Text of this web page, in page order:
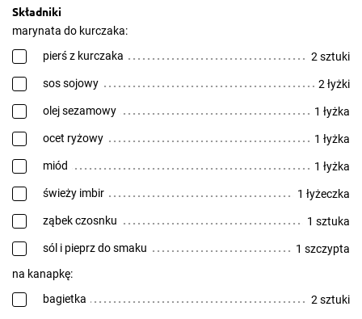
Składniki
marynata do kurczaka:
pierś z kurczaka
2 sztuki
sos sojowy 2 łyżki
olej sezamowy 1 łyżka
ocet ryżowy 1 łyżka
miód 1 łyżka
świeży imbir 1 łyżeczka
ząbek czosnku 1 sztuka
sól i pieprz do smaku
1 szczypta
na kanapkę:
bagietka
2 sztuki